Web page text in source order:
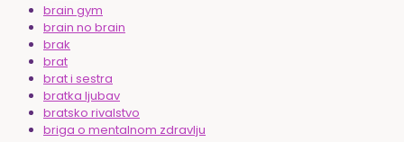
brain gym
brain no brain
brak
brat
brat i sestra
bratka ljubav
bratsko rivalstvo
briga o mentalnom zdravlju